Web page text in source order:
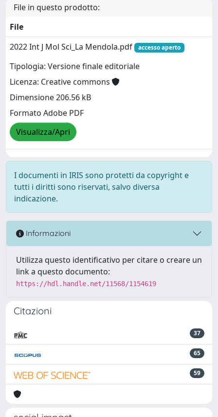
File in questo prodotto:
File
2022 Int J Mol Sci_La Mendola.pdf
accesso aperto
Tipologia: Versione finale editoriale
Licenza: Creative commons
Dimensione 206.56 kB
Formato Adobe PDF
Visualizza/Apri
I documenti in IRIS sono protetti da copyright e
tutti i diritti sono riservati, salvo diversa
indicazione.
Informazioni
Utilizza questo identificativo per citare o creare un
link a questo documento:
https://hdl.handle.net/11568/1154619
Citazioni
37
65
59